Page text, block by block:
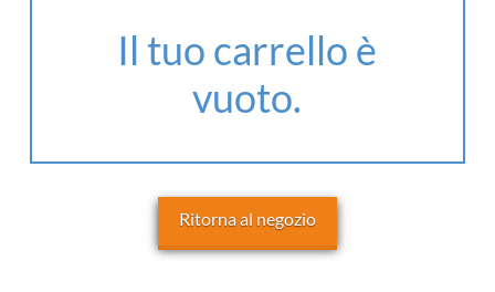
Il tuo carrello è
vuoto.
Ritorna al negozio